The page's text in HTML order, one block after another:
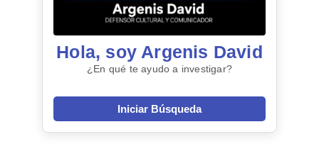
Hola, soy Argenis David
¿En qué te ayudo a investigar?
Iniciar Búsqueda